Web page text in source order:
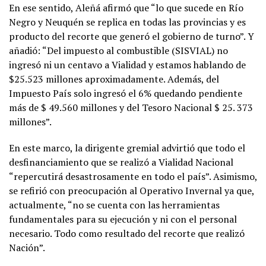
En ese sentido, Aleñá afirmó que “lo que sucede en Río
Negro y Neuquén se replica en todas las provincias y es
producto del recorte que generó el gobierno de turno”. Y
añadió: “Del impuesto al combustible (SISVIAL) no
ingresó ni un centavo a Vialidad y estamos hablando de
$25.523 millones aproximadamente. Además, del
Impuesto País solo ingresó el 6% quedando pendiente
más de $ 49.560 millones y del Tesoro Nacional $ 25. 373
millones”.
En este marco, la dirigente gremial advirtió que todo el
desfinanciamiento que se realizó a Vialidad Nacional
“repercutirá desastrosamente en todo el país”. Asimismo,
se refirió con preocupación al Operativo Invernal ya que,
actualmente, “no se cuenta con las herramientas
fundamentales para su ejecución y ni con el personal
necesario. Todo como resultado del recorte que realizó
Nación”.